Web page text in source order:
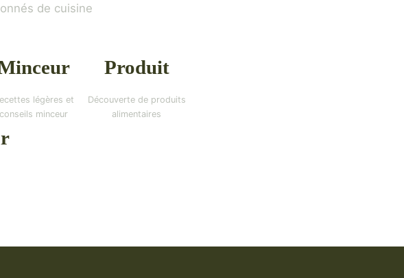
de cuisine
légères et
conseils minceur
Produit
Découverte de produits
alimentaires